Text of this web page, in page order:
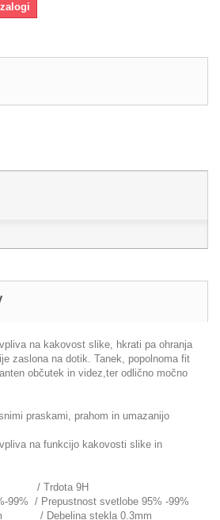
na kakovost slike, hkrati pa ohranja
zaslona na dotik. Tanek, popolnoma fit
občutek in videz,ter odlično močno
praskami, prahom in umazanijo
na funkcijo kakovosti slike in
/ Trdota 9H
99% / Prepustnost svetlobe 95% -99%
/ Debelina stekla 0.3mm